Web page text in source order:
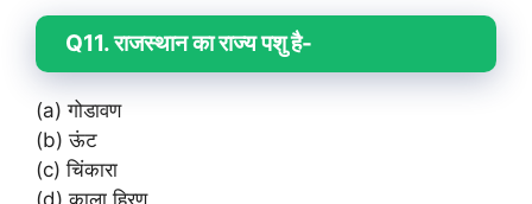
Q11. राजस्थान का राज्य पशु है-
(a) गोडावण
(b) ऊंट
(c) चिंकारा
(d) काला हिरण